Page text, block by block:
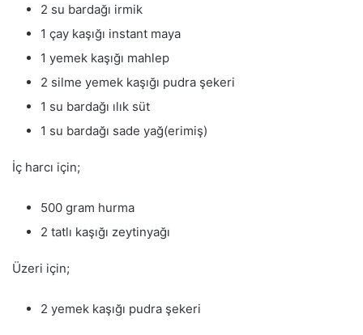
2 su bardağı irmik
1 çay kaşığı instant maya
1 yemek kaşığı mahlep
2 silme yemek kaşığı pudra şekeri
1 su bardağı ılık süt
1 su bardağı sade yağ(erimiş)
İç harcı için;
500 gram hurma
2 tatlı kaşığı zeytinyağı
Üzeri için;
2 yemek kaşığı pudra şekeri